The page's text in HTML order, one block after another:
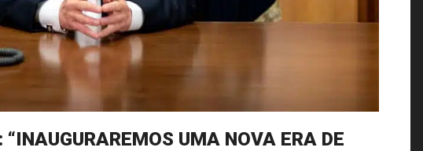
UMA NOVA ERA DE